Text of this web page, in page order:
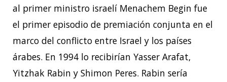
al primer ministro israelí Menachem Begin fue
el primer episodio de premiación conjunta en el
marco del conflicto entre Israel y los países
árabes. En 1994 lo recibirían Yasser Arafat,
Yitzhak Rabin y Shimon Peres. Rabin sería